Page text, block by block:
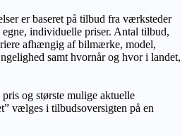
er baseret på tilbud fra værksteder
individuelle priser. Antal tilbud,
afhængig af bilmærke, model,
samt hvornår og hvor i landet,
og største mulige aktuelle
vælges i tilbudsoversigten på en